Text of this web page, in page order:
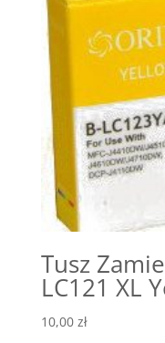
Tusz
LC121 XL
10,00 zł